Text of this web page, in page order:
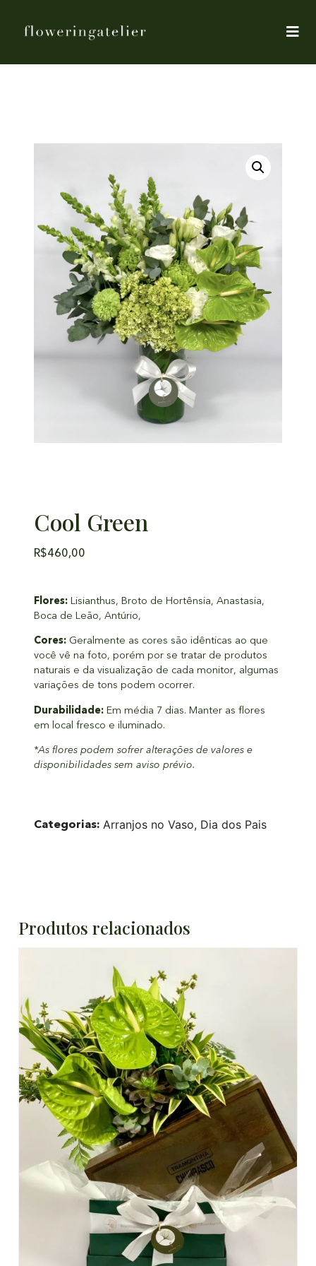
Cool Green
R$460,00
Flores: Lisianthus, Broto de Hortênsia, Anastasia,
Boca de Leão, Antúrio,
Cores: Geralmente as cores são idênticas ao que
você vê na foto, porém por se tratar de produtos
naturais e da visualização de cada monitor, algumas
variações de tons podem ocorrer.
Durabilidade: Em média 7 dias. Manter as flores
em local fresco e iluminado.
*As flores podem sofrer alterações de valores e
disponibilidades sem aviso prévio.
Categorias: Arranjos no Vaso, Dia dos Pais
Produtos relacionados
DETALHES